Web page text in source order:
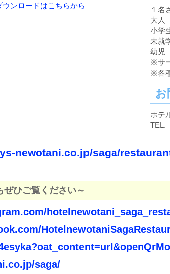
ンロードはこちらから
１名
大人
小学
未就
幼児
※サ
※各
お
ホテ
TEL.
newotani.co.jp/saga/
ぜひご覧ください～
saga/